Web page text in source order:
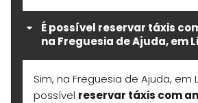
É possível reservar táxis
na Freguesia de Ajuda, em
Sim, na Freguesia de Ajuda, em
possível reservar táxis com